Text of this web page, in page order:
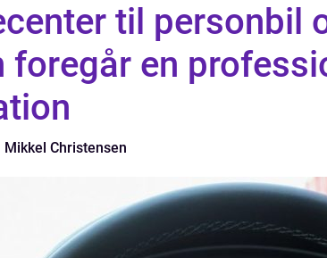
til personbil
foregår en
Mikkel Christensen